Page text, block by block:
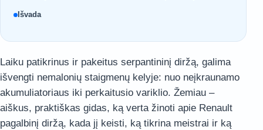
Išvada
Laiku patikrinus ir pakeitus serpantininį diržą, galima
išvengti nemalonių staigmenų kelyje: nuo neįkraunamo
akumuliatoriaus iki perkaitusio variklio. Žemiau –
aiškus, praktiškas gidas, ką verta žinoti apie Renault
pagalbinį diržą, kada jį keisti, ką tikrina meistrai ir ką